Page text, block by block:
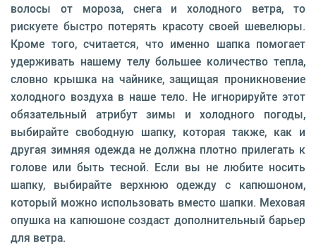
волосы от мороза, снега и холодного ветра, то
рискуете быстро потерять красоту своей шевелюры.
Кроме того, считается, что именно шапка помогает
удерживать нашему телу большее количество тепла,
словно крышка на чайнике, защищая проникновение
холодного воздуха в наше тело. Не игнорируйте этот
обязательный атрибут зимы и холодного погоды,
выбирайте свободную шапку, которая также, как и
другая зимняя одежда не должна плотно прилегать к
голове или быть тесной. Если вы не любите носить
шапку, выбирайте верхнюю одежду с капюшоном,
который можно использовать вместо шапки. Меховая
опушка на капюшоне создаст дополнительный барьер
для ветра.